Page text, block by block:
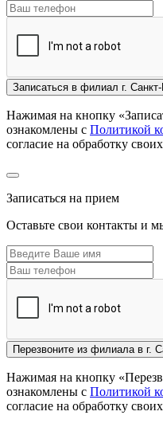
Записаться в филиал г. Санкт-
Нажимая на кнопку
ознакомлены с Политикой
согласие на обработку
Записаться на прием
Оставьте свои контакты и
Перезвоните из филиала в г.
Нажимая на кнопку
ознакомлены с Политикой
согласие на обработку